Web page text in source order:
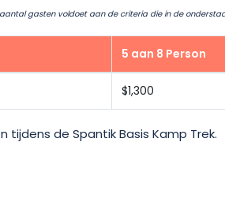
gasten voldoet aan de criteria die in de
5 aan 8 Person
$1,300
de Spantik Basis Kamp Trek.